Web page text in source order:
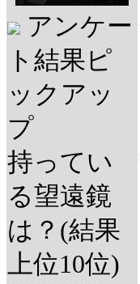
アンケー
ト結果ピ
ックアッ
プ
持ってい
る望遠鏡
は？(結果
上位10位)